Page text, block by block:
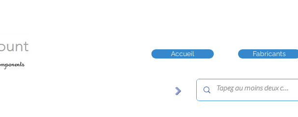
Accueil Fabricants